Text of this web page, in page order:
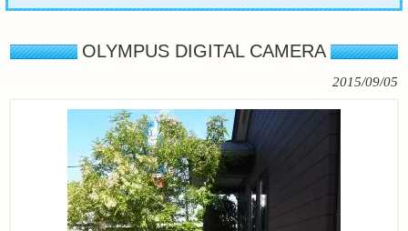
OLYMPUS DIGITAL CAMERA
2015/09/05